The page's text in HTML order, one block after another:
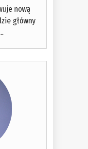
nową
główny